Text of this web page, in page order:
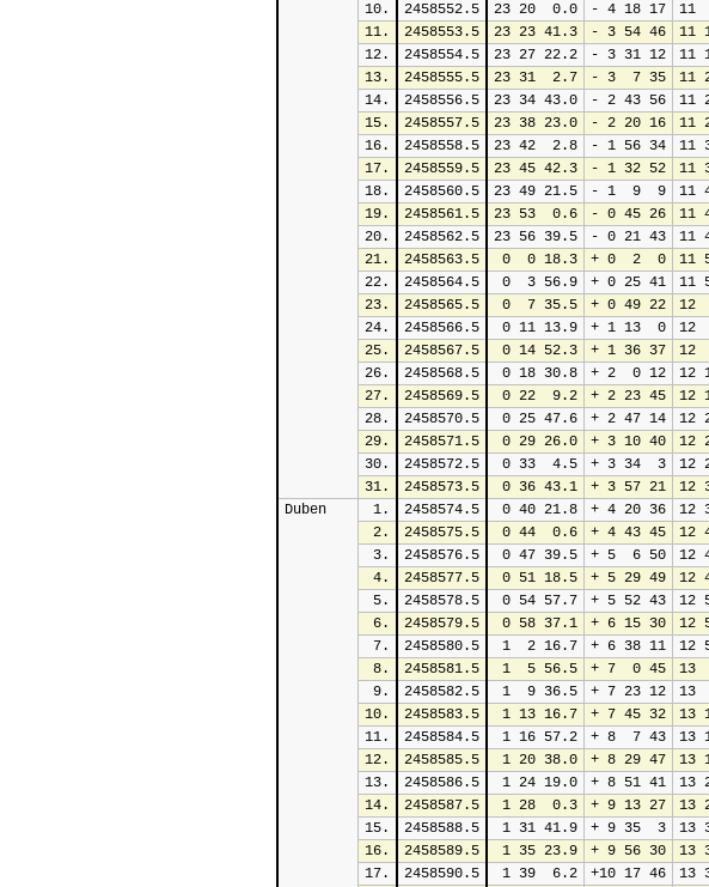
10.
2458552.5 23 20  0.0 - 4 18 17 11
11.
2458553.5 23 23 41.3 - 3 54 46 11
12.
2458554.5 23 27 22.2 - 3 31 12 11
13.
2458555.5 23 31  2.7 - 3  7 35 11
14.
2458556.5 23 34 43.0 - 2 43 56 11
15.
2458557.5 23 38 23.0 - 2 20 16 11
16.
2458558.5 23 42  2.8 - 1 56 34 11
17.
2458559.5 23 45 42.3 - 1 32 52 11
18.
2458560.5 23 49 21.5 - 1  9  9 11
19.
2458561.5 23 53  0.6 - 0 45 26 11
20.
2458562.5 23 56 39.5 - 0 21 43 11
21.
2458563.5 0  0 18.3 + 0  2  0 11
22.
2458564.5 0  3 56.9 + 0 25 41 11
23.
2458565.5 0  7 35.5 + 0 49 22 12
24.
2458566.5 0 11 13.9 + 1 13  0 12
25.
2458567.5 0 14 52.3 + 1 36 37 12
26.
2458568.5 0 18 30.8 + 2  0 12 12
27.
2458569.5 0 22  9.2 + 2 23 45 12
28.
2458570.5 0 25 47.6 + 2 47 14 12
29.
2458571.5 0 29 26.0 + 3 10 40 12
30.
2458572.5 0 33  4.5 + 3 34  3 12
31.
2458573.5 0 36 43.1 + 3 57 21 12
Duben
1. 2458574.5 0 40 21.8 + 4 20 36 12
2.
2458575.5 0 44  0.6 + 4 43 45 12
3.
2458576.5 0 47 39.5 + 5  6 50 12
4.
2458577.5 0 51 18.5 + 5 29 49 12
5.
2458578.5 0 54 57.7 + 5 52 43 12
6.
2458579.5 0 58 37.1 + 6 15 30 12
7.
2458580.5 1  2 16.7 + 6 38 11 12
8.
2458581.5 1  5 56.5 + 7  0 45 13
9.
2458582.5 1  9 36.5 + 7 23 12 13
10.
2458583.5 1 13 16.7 + 7 45 32 13
11.
2458584.5 1 16 57.2 + 8  7 43 13
12.
2458585.5 1 20 38.0 + 8 29 47 13
13.
2458586.5 1 24 19.0 + 8 51 41 13
14.
2458587.5 1 28  0.3 + 9 13 27 13
15.
2458588.5 1 31 41.9 + 9 35  3 13
16.
2458589.5 1 35 23.9 + 9 56 30 13
17.
2458590.5 1 39  6.2 +10 17 46 13